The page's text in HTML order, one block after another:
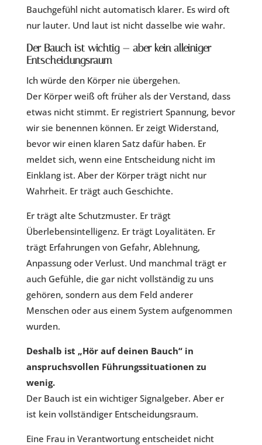
Bauchgefühl nicht automatisch klarer. Es wird oft
nur lauter. Und laut ist nicht dasselbe wie wahr.
Der Bauch ist wichtig — aber kein alleiniger
Entscheidungsraum
Ich würde den Körper nie übergehen.
Der Körper weiß oft früher als der Verstand, dass
etwas nicht stimmt. Er registriert Spannung, bevor
wir sie benennen können. Er zeigt Widerstand,
bevor wir einen klaren Satz dafür haben. Er
meldet sich, wenn eine Entscheidung nicht im
Einklang ist. Aber der Körper trägt nicht nur
Wahrheit. Er trägt auch Geschichte.
Er trägt alte Schutzmuster. Er trägt
Überlebensintelligenz. Er trägt Loyalitäten. Er
trägt Erfahrungen von Gefahr, Ablehnung,
Anpassung oder Verlust. Und manchmal trägt er
auch Gefühle, die gar nicht vollständig zu uns
gehören, sondern aus dem Feld anderer
Menschen oder aus einem System aufgenommen
wurden.
Deshalb ist „Hör auf deinen Bauch“ in
anspruchsvollen Führungssituationen zu
wenig.
Der Bauch ist ein wichtiger Signalgeber. Aber er
ist kein vollständiger Entscheidungsraum.
Eine Frau in Verantwortung entscheidet nicht